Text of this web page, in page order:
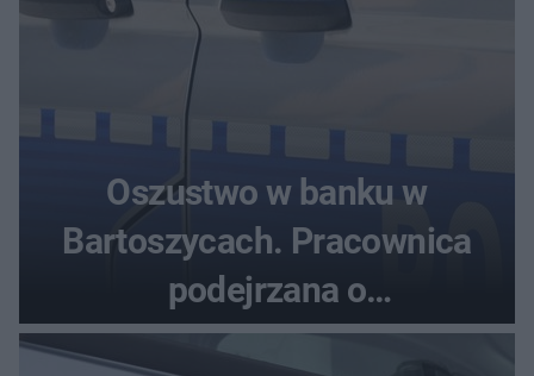
Oszustwo w banku w
Bartoszycach. Pracownica
podejrzana o
przywłaszczenie 470 000 zł